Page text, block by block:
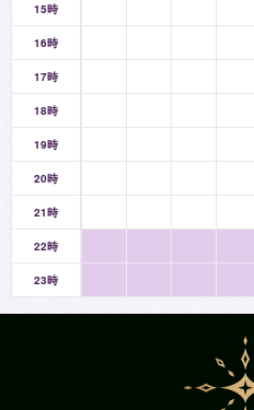
15時
16時
17時
18時
19時
20時
21時
22時
23時